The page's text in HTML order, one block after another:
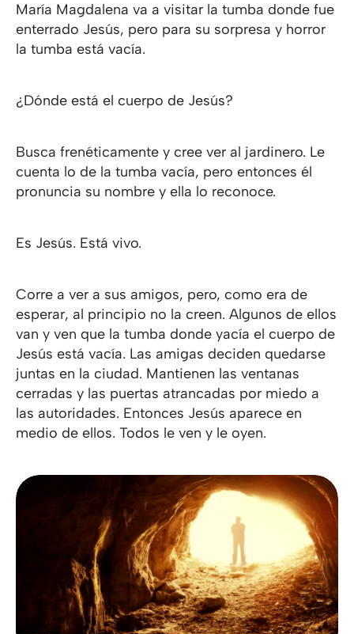
María Magdalena va a visitar la tumba donde fue
enterrado Jesús, pero para su sorpresa y horror
la tumba está vacía.
¿Dónde está el cuerpo de Jesús?
Busca frenéticamente y cree ver al jardinero. Le
cuenta lo de la tumba vacía, pero entonces él
pronuncia su nombre y ella lo reconoce.
Es Jesús. Está vivo.
Corre a ver a sus amigos, pero, como era de
esperar, al principio no la creen. Algunos de ellos
van y ven que la tumba donde yacía el cuerpo de
Jesús está vacía. Las amigas deciden quedarse
juntas en la ciudad. Mantienen las ventanas
cerradas y las puertas atrancadas por miedo a
las autoridades. Entonces Jesús aparece en
medio de ellos. Todos le ven y le oyen.